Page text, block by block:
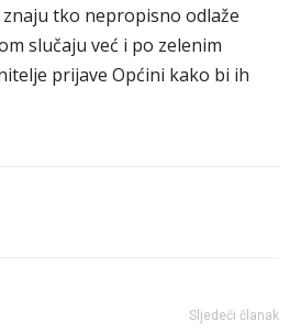
tko nepropisno odlaže
slučaju već i po zelenim
prijave Općini kako bi ih
Sljedeći članak